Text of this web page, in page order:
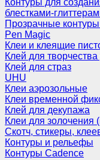
Контуры для
блестками-
Прозрачные
Pen Magic
Клеи и клеящие
Клей для
Клей для страз
UHU
Клеи аэрозольные
Клеи временной
Клей для декупажа
Клеи для золочения
Скотч, стикеры,
Контуры и рельефы
Контуры Cadence